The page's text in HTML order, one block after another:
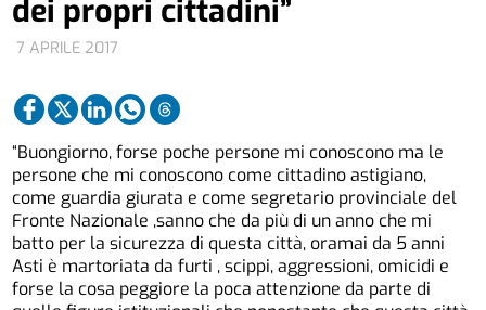
7 APRILE 2017
dei propri cittadini”
“Buongiorno, forse poche persone mi conoscono ma le
persone che mi conoscono come cittadino astigiano,
come guardia giurata e come segretario provinciale del
Fronte Nazionale ,sanno che da più di un anno che mi
batto per la sicurezza di questa città, oramai da 5 anni
Asti è martoriata da furti , scippi, aggressioni, omicidi e
forse la cosa peggiore la poca attenzione da parte di